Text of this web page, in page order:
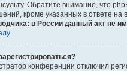
Обратите внимание, что
кроме указанных в ответе на
в России данный акт не
конференции отключил